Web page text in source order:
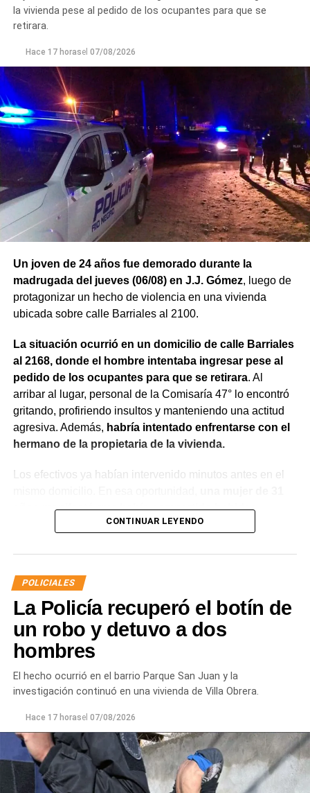
la vivienda pese al pedido de los ocupantes para que se
retirara.
Hace 17 horasel 07/08/2026
Un joven de 24 años fue demorado durante la
madrugada del jueves (06/08) en J.J. Gómez, luego de
protagonizar un hecho de violencia en una vivienda
ubicada sobre calle Barriales al 2100.
La situación ocurrió en un domicilio de calle Barriales
al 2168, donde el hombre intentaba ingresar pese al
pedido de los ocupantes para que se retirara. Al
arribar al lugar, personal de la Comisaría 47° lo encontró
gritando, profiriendo insultos y manteniendo una actitud
agresiva. Además, habría intentado enfrentarse con el
hermano de la propietaria de la vivienda.
Los efectivos ya habían intervenido minutos antes en el
años manifestó que había compartido bebidas
alcohólicas con el joven y que, en el marco de una
denuncia penal ni recibir asistencia médica y
únicamente solicitó que el joven se retirara del lugar
para evitar que el conflicto continuara.
Ante la persistencia de la conducta agresiva y el
efectivos, el hombre fue demorado con el objetivo de
mayor gravedad.
CONTINUAR LEYENDO
POLICIALES
La Policía recuperó el botín de
un robo y detuvo a dos
hombres
El hecho ocurrió en el barrio Parque San Juan y la
investigación continuó en una vivienda de Villa Obrera.
Hace 17 horasel 07/08/2026